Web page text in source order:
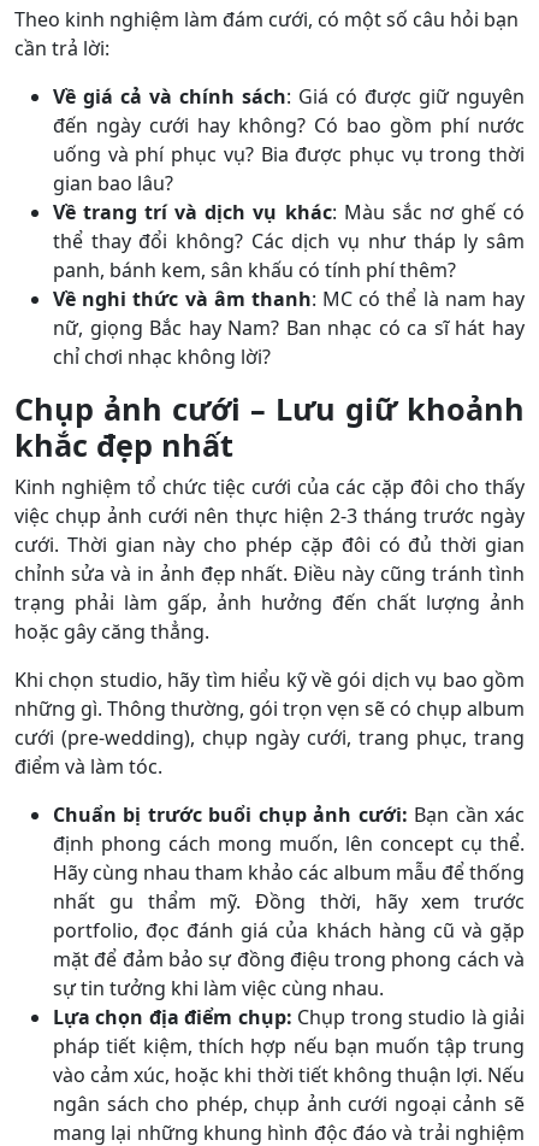
Theo kinh nghiệm làm đám cưới, có một số câu hỏi bạn
cần trả lời:
Về giá cả và chính sách: Giá có được giữ nguyên
đến ngày cưới hay không? Có bao gồm phí nước
uống và phí phục vụ? Bia được phục vụ trong thời
gian bao lâu?
Về trang trí và dịch vụ khác: Màu sắc nơ ghế có
thể thay đổi không? Các dịch vụ như tháp ly sâm
panh, bánh kem, sân khấu có tính phí thêm?
Về nghi thức và âm thanh: MC có thể là nam hay
nữ, giọng Bắc hay Nam? Ban nhạc có ca sĩ hát hay
chỉ chơi nhạc không lời?
Chụp ảnh cưới – Lưu giữ khoảnh
khắc đẹp nhất
Kinh nghiệm tổ chức tiệc cưới của các cặp đôi cho thấy
việc chụp ảnh cưới nên thực hiện 2-3 tháng trước ngày
cưới. Thời gian này cho phép cặp đôi có đủ thời gian
chỉnh sửa và in ảnh đẹp nhất. Điều này cũng tránh tình
trạng phải làm gấp, ảnh hưởng đến chất lượng ảnh
hoặc gây căng thẳng.
Khi chọn studio, hãy tìm hiểu kỹ về gói dịch vụ bao gồm
những gì. Thông thường, gói trọn vẹn sẽ có chụp album
cưới (pre-wedding), chụp ngày cưới, trang phục, trang
điểm và làm tóc.
Chuẩn bị trước buổi chụp ảnh cưới: Bạn cần xác
định phong cách mong muốn, lên concept cụ thể.
Hãy cùng nhau tham khảo các album mẫu để thống
nhất gu thẩm mỹ. Đồng thời, hãy xem trước
portfolio, đọc đánh giá của khách hàng cũ và gặp
mặt để đảm bảo sự đồng điệu trong phong cách và
sự tin tưởng khi làm việc cùng nhau.
Lựa chọn địa điểm chụp: Chụp trong studio là giải
pháp tiết kiệm, thích hợp nếu bạn muốn tập trung
vào cảm xúc, hoặc khi thời tiết không thuận lợi. Nếu
ngân sách cho phép, chụp ảnh cưới ngoại cảnh sẽ
mang lại những khung hình độc đáo và trải nghiệm